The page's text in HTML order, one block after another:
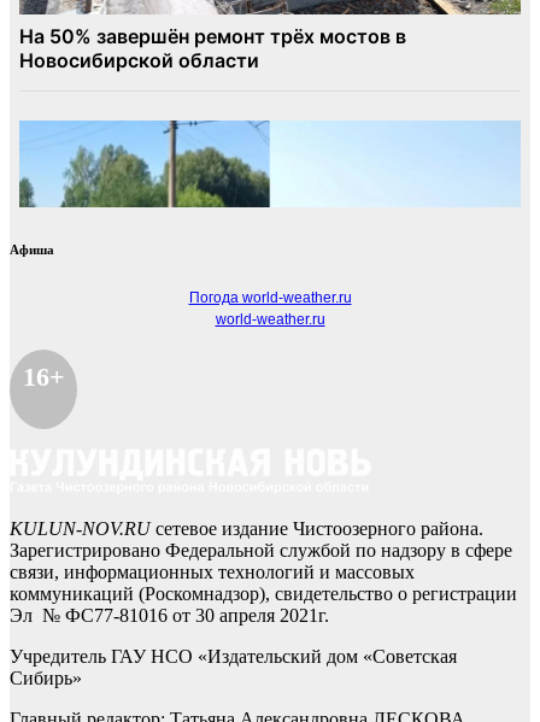
Афиша
Погода world-weather.ru
world-weather.ru
16+
KULUN-NOV.RUсетевое издание Чистоозерного района.
Зарегистрировано Федеральной службой по надзору в сфере
связи, информационных технологий и массовых
коммуникаций (Роскомнадзор), свидетельство о регистрации
Эл № ФС77-81016 от 30 апреля 2021г.
Учредитель ГАУ НСО «Издательский дом «Советская
Сибирь»